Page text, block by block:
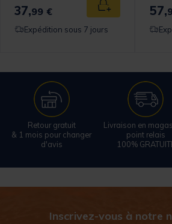
panier
37,99 € Ajouter au
Expédition sous 7 jours
57,
Retour gratuit
& 1 mois pour changer
d'avis
Livraison en
point relais
100%
Inscrivez-vous à notre